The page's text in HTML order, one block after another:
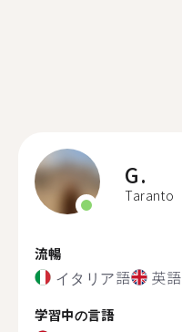
G.
Taranto
流暢
イタリア語 英語
学習中の言語